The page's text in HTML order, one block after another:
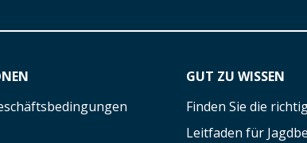
GUT ZU WISSEN
Finden Sie die
Leitfaden für